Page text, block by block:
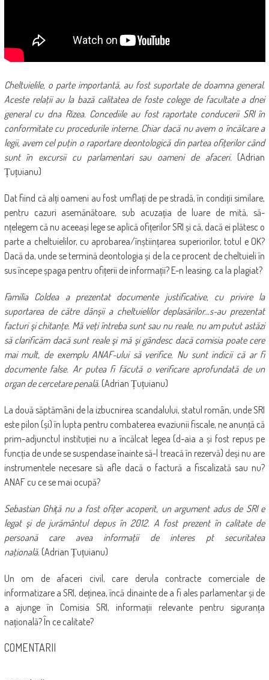
Cheltuielile, o parte importantă, au fost suportate de doamna general.
Aceste relaţii au la bază calitatea de foste colege de facultate a dnei
general cu dna Rizea. Concediile au fost raportate conducerii SRI în
conformitate cu procedurile interne. Chiar dacă nu avem o încălcare a
legii, avem cel puţin o raportare deontologică din partea ofiţerilor când
sunt în excursii cu parlamentari sau oameni de afaceri.(Adrian
Țuțuianu)
Dat fiind că alți oameni au fost umflați de pe stradă, în condiții similare,
pentru cazuri asemănătoare, sub acuzația de luare de mită, să-
nțelegem că nu aceeași lege se aplică ofițerilor SRI și că, dacă ei plătesc o
parte a cheltuielilor, cu aprobarea/înștiințarea superiorilor, totul e OK?
Dacă da, unde se termină deontologia și de la ce procent de cheltuieli în
sus începe șpaga pentru ofițerii de informații? E-n leasing, ca la plagiat?
Familia Coldea a prezentat documente justificative, cu privire la
suportarea de către dânşii a cheltuielilor deplasărilor…s-au prezentat
facturi şi chitanţe. Mă veţi întreba sunt sau nu reale, nu am putut astăzi
să clarificăm dacă sunt reale şi mă şi gândesc dacă comisia poate cere
mai mult, de exemplu ANAF-ului să verifice. Nu sunt indicii că ar fi
documente false. Ar putea fi făcută o verificare aprofundată de un
organ de cercetare penală. (Adrian Țuțuianu)
La două săptămâni de la izbucnirea scandalului, statul român, unde SRI
este pilon (și) în lupta pentru combaterea evaziunii fiscale, ne anunță că
prim-adjunctul instituției nu a încălcat legea (d-aia a și fost repus pe
funcția de unde se suspendase înainte să-l treacă în rezervă) deși nu are
instrumentele necesare să afle dacă o factură a fiscalizată sau nu?
ANAF cu ce se mai ocupă?
Sebastian Ghiță nu a fost ofiţer acoperit, un argument adus de SRI e
legat şi de jurământul depus în 2012. A fost prezent în calitate de
persoană care avea informaţii de interes pt securitatea
naţională. (Adrian Țuțuianu)
Un om de afaceri civil, care derula contracte comerciale de
informatizare a SRI, deținea, încă dinainte de a fi ales parlamentar și de
a ajunge în Comisia SRI, informații relevante pentru siguranța
națională? În ce calitate?
COMENTARII